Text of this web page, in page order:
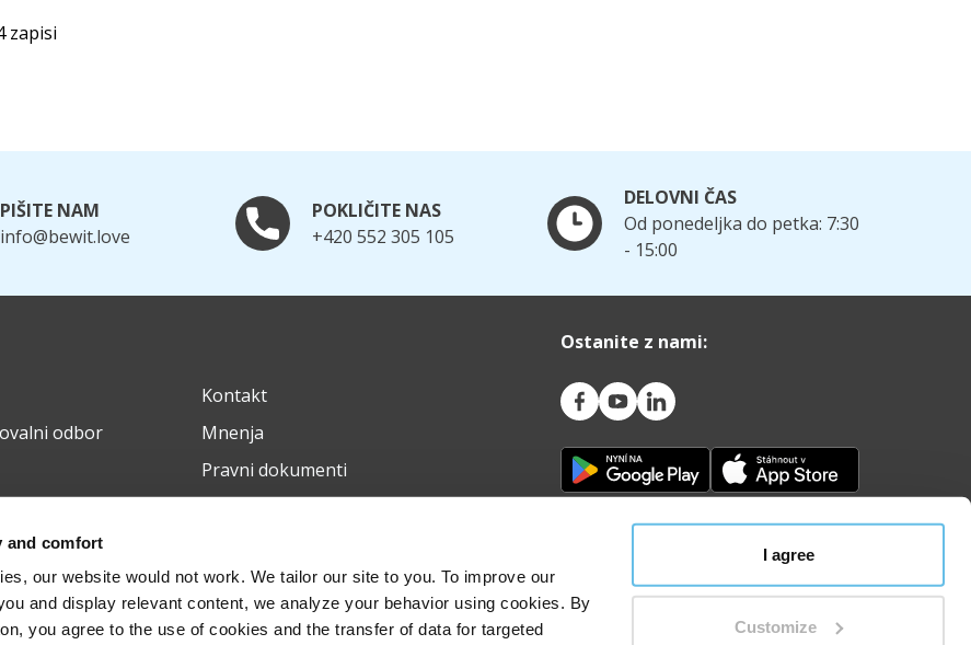
and comfort
our website would not work. We tailor our site to you. To improve our
and display relevant content, we analyze your behavior using cookies. By
you agree to the use of cookies and the transfer of data for targeted
I agree
Customize
zapisi
PIŠITE NAM
info@bewit.love
POKLIČITE NAS
+420 552 305 105
DELOVNI ČAS
Od ponedeljka do petka: 7:30
- 15:00
odbor
Kontakt
Mnenja
Pravni dokumenti
Ostanite z nami: